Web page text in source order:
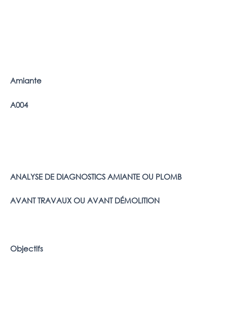
Amiante
A004
ANALYSE DE DIAGNOSTICS AMIANTE OU PLOMB
AVANT TRAVAUX OU AVANT DÉMOLITION
Objectifs